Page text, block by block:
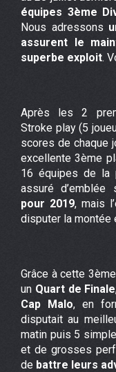
équipes 3ème
Nous adressons
assurent le
superbe exploit.
Après les 2
Stroke play (5
scores de chaque
excellente 3ème
16 équipes de la
assuré d’emblée
pour 2019, mais
disputer la montée
Grâce à cette
un Quart de Finale
Cap Malo, en
disputait au
matin puis 5
et de grosses
de battre leurs